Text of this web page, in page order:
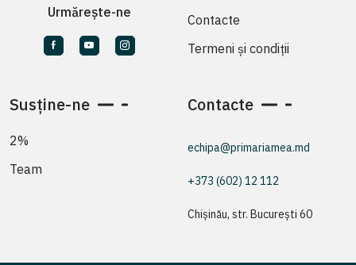
Urmărește-ne
Contacte
Termeni și condiții
Susține-ne
2%
Team
Contacte
echipa@primariamea.md
+373 (602) 12 112
Chișinău, str. București 60